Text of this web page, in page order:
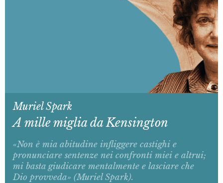
Muriel Spark
A mille miglia da Kensington
«Non è mia abitudine infliggere castighi e
pronunciare sentenze nei confronti miei e altrui;
mi basta giudicare mentalmente e lasciare che
Dio provveda» (Muriel Spark).